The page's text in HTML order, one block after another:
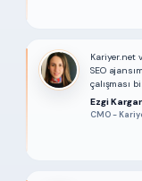
Kariyer.net
SEO
çalışması
Ezgi
CMO -